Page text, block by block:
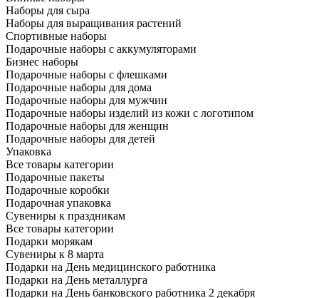
Наборы для сыра
Наборы для выращивания растений
Спортивные наборы
Подарочные наборы с аккумуляторами
Бизнес наборы
Подарочные наборы с флешками
Подарочные наборы для дома
Подарочные наборы для мужчин
Подарочные наборы изделий из кожи с логотипом
Подарочные наборы для женщин
Подарочные наборы для детей
Упаковка
Все товары категории
Подарочные пакеты
Подарочные коробки
Подарочная упаковка
Сувениры к праздникам
Все товары категории
Подарки морякам
Сувениры к 8 марта
Подарки на День медицинского работника
Подарки на День металлурга
Подарки на День банковского работника 2 декабря